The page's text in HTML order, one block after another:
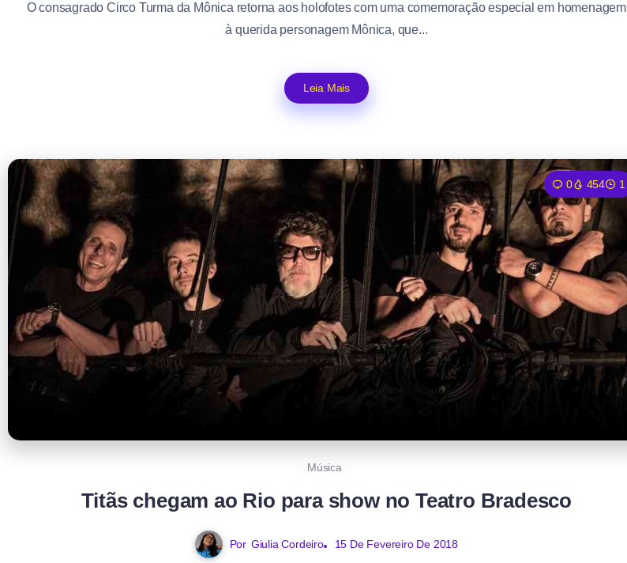
O consagrado Circo Turma da Mônica retorna aos holofotes com uma comemoração especial em homenagem
à querida personagem Mônica, que...
Leia Mais
0 454 1
Música
Titãs chegam ao Rio para show no Teatro Bradesco
Por Giulia Cordeiro 15 De Fevereiro De 2018